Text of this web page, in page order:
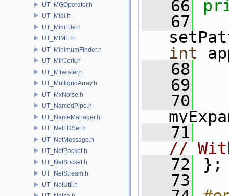
UT_MGOperator.h
UT_Midi.h
UT_MidiFile.h
UT_MIME.h
UT_MinimumFinder.h
UT_MinJerk.h
UT_MTwister.h
UT_MultigridArray.h
UT_MxNoise.h
UT_NamedPipe.h
UT_NameManager.h
UT_NetFDSet.h
UT_NetMessage.h
UT_NetPacket.h
UT_NetSocket.h
UT_NetStream.h
UT_NetUtil.h
   66
   67
int
   68
   69
   70
   71
//
   72
};
   73